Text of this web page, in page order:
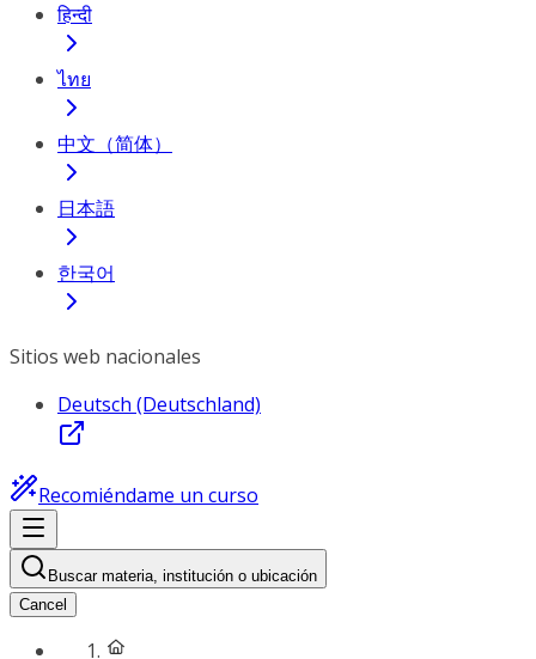
हिन्दी
ไทย
中文（简体）
日本語
한국어
Sitios web nacionales
Deutsch (Deutschland)
Recomiéndame un curso
Buscar materia, institución o ubicación
Cancel